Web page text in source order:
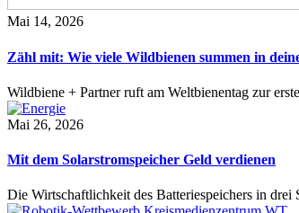
Mai 14, 2026
Zähl mit: Wie viele Wildbienen summen in
Wildbiene + Partner ruft am Weltbienentag zur
Mai 26, 2026
Mit dem Solarstromspeicher Geld verdienen
Die Wirtschaftlichkeit des Batteriespeichers in